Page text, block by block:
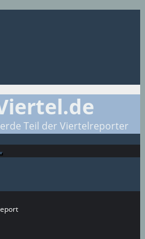
Teil der Viertelreporter